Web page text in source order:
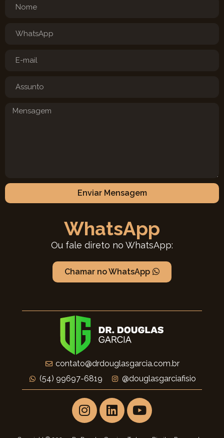
Enviar Mensagem
WhatsApp
Ou fale direto no WhatsApp:
Chamar no WhatsApp
contato@drdouglasgarcia.com.br
(54) 99697-6819
@douglasgarciafisio